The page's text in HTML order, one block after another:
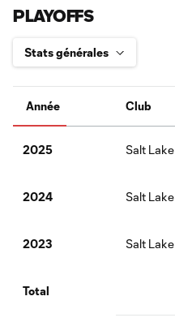
PLAYOFFS
Année Club
2025 Salt Lake
2024 Salt Lake
2023 Salt Lake
Total